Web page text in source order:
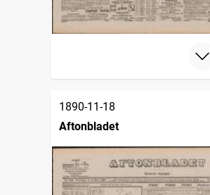
1890-11-18
Aftonbladet